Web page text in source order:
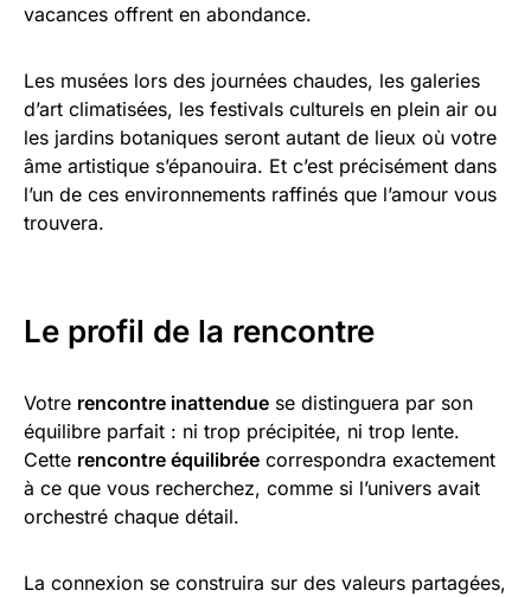
vacances offrent en abondance.
Les musées lors des journées chaudes, les galeries
d’art climatisées, les festivals culturels en plein air ou
les jardins botaniques seront autant de lieux où votre
âme artistique s’épanouira. Et c’est précisément dans
l’un de ces environnements raffinés que l’amour vous
trouvera.
Le profil de la rencontre
Votre rencontre inattendue se distinguera par son
équilibre parfait : ni trop précipitée, ni trop lente.
Cette rencontre équilibrée correspondra exactement
à ce que vous recherchez, comme si l’univers avait
orchestré chaque détail.
La connexion se construira sur des valeurs partagées,